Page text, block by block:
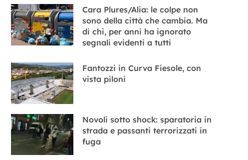
Cara Plures/Alia: le colpe non
sono della città che cambia. Ma
di chi, per anni ha ignorato
segnali evidenti a tutti
Fantozzi in Curva Fiesole, con
vista piloni
Novoli sotto shock: sparatoria in
strada e passanti terrorizzati in
fuga